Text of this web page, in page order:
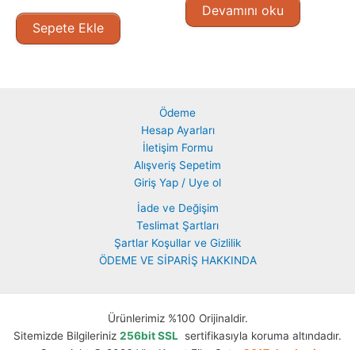
Sepete Ekle
Devamını oku
Ödeme
Hesap Ayarları
İletişim Formu
Alışveriş Sepetim
Giriş Yap / Uye ol
İade ve Değişim
Teslimat Şartları
Şartlar Koşullar ve Gizlilik
ÖDEME VE SİPARİŞ HAKKINDA
Ürünlerimiz %100 Orijinaldir.
Sitemizde Bilgileriniz 256bit SSL sertifikasıyla koruma altındadır.